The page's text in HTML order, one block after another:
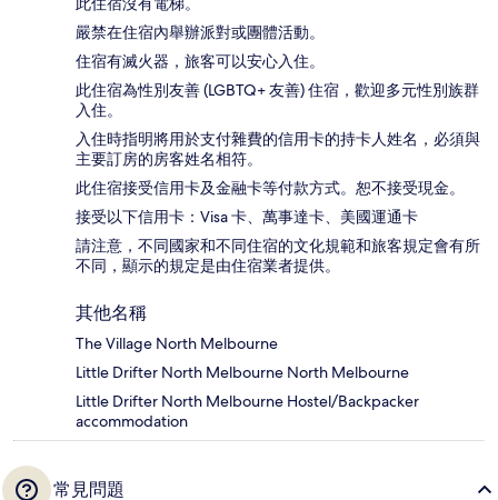
嚴禁在住宿內舉辦派對或團體活動。
住宿有滅火器，旅客可以安心入住。
此住宿為性別友善 (LGBTQ+ 友善) 住宿，歡迎多元性別族群
入住。
入住時指明將用於支付雜費的信用卡的持卡人姓名，必須與
主要訂房的房客姓名相符。
此住宿接受信用卡及金融卡等付款方式。恕不接受現金。
接受以下信用卡：Visa 卡、萬事達卡、美國運通卡
請注意，不同國家和不同住宿的文化規範和旅客規定會有所
不同，顯示的規定是由住宿業者提供。
其他名稱
The Village North Melbourne
Little Drifter North Melbourne North Melbourne
Little Drifter North Melbourne Hostel/Backpacker
accommodation
常見問題